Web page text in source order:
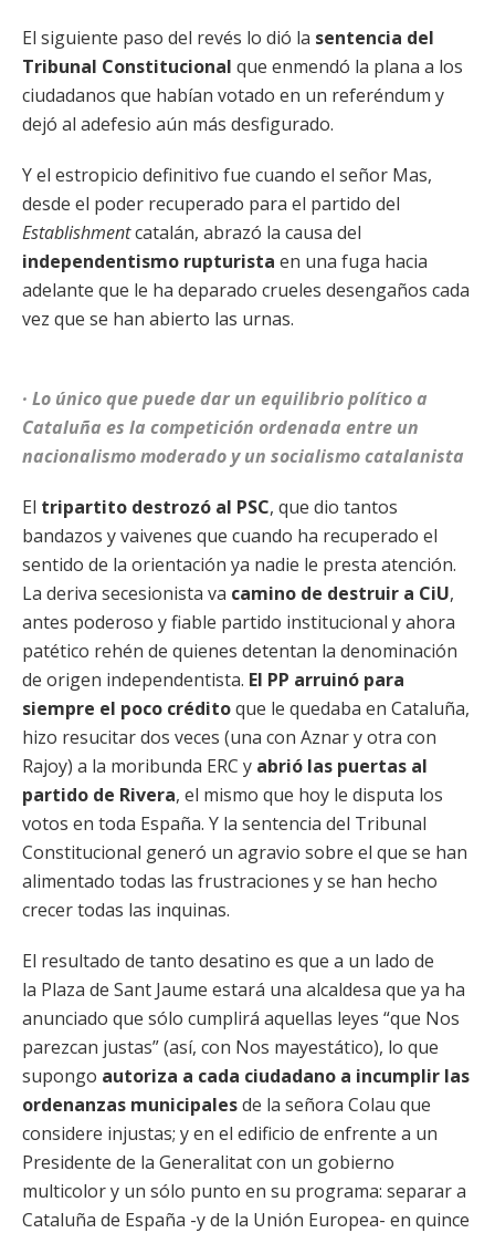
El siguiente paso del revés lo dió la sentencia del
Tribunal Constitucional que enmendó la plana a los
ciudadanos que habían votado en un referéndum y
dejó al adefesio aún más desfigurado.
Y el estropicio definitivo fue cuando el señor Mas,
desde el poder recuperado para el partido del
Establishmentcatalán, abrazó la causa del
independentismo rupturista en una fuga hacia
adelante que le ha deparado crueles desengaños cada
vez que se han abierto las urnas.
· Lo único que puede dar un equilibrio político a
Cataluña es la competición ordenada entre un
nacionalismo moderado y un socialismo catalanista
El tripartito destrozó al PSC, que dio tantos
bandazos y vaivenes que cuando ha recuperado el
sentido de la orientación ya nadie le presta atención.
La deriva secesionista va camino de destruir a CiU,
antes poderoso y fiable partido institucional y ahora
patético rehén de quienes detentan la denominación
de origen independentista. El PP arruinó para
siempre el poco créditoque le quedaba en Cataluña,
hizo resucitar dos veces (una con Aznar y otra con
Rajoy) a la moribunda ERC y abrió las puertas al
partido de Rivera, el mismo que hoy le disputa los
votos en toda España. Y la sentencia del Tribunal
Constitucional generó un agravio sobre el que se han
alimentado todas las frustraciones y se han hecho
crecer todas las inquinas.
El resultado de tanto desatino es que a un lado de
la Plaza de Sant Jaume estará una alcaldesa que ya ha
anunciado que sólo cumplirá aquellas leyes “que Nos
parezcan justas” (así, con Nos mayestático), lo que
supongo autoriza a cada ciudadano a incumplir las
ordenanzas municipalesde la señora Colau que
considere injustas; y en el edificio de enfrente a un
Presidente de la Generalitat con un gobierno
multicolor y un sólo punto en su programa: separar a
Cataluña de España -y de la Unión Europea- en quince